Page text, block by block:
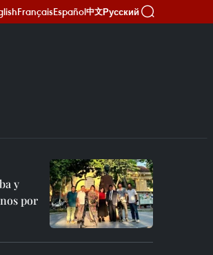
FrançaisEspañol中文Русский
y
por